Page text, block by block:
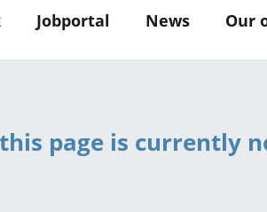
Jobportal News Our
page is currently